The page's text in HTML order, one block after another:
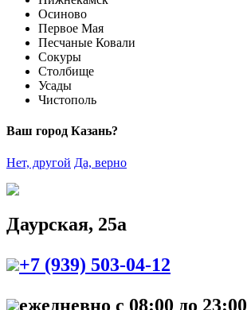
Осиново
Первое Мая
Песчаные Ковали
Сокуры
Столбище
Усады
Чистополь
Ваш город Казань?
Нет, другой Да, верно
Даурская, 25а
+7 (939) 503-04-12
ежедневно с 08:00 до 23:00